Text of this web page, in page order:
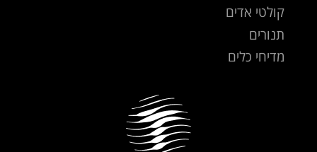
קולטי אדים
תנורים
מדיחי כלים